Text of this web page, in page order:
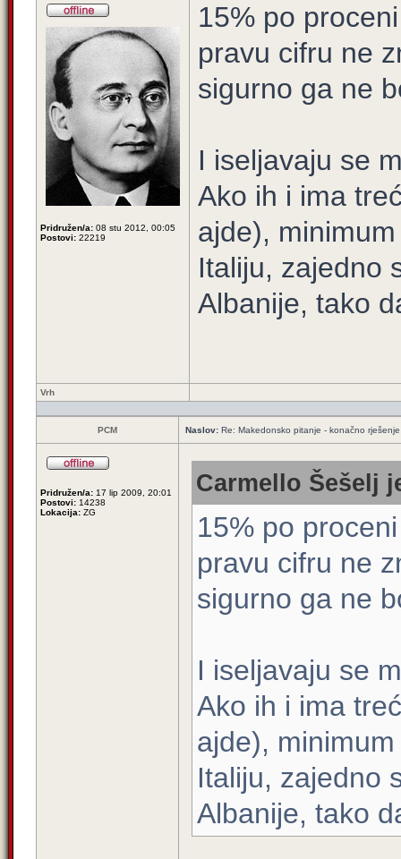
Pridružen/a: 08 stu 2012, 00:05
Postovi: 22219
15% po
pravu cifru ne
sigurno ga ne
I iseljavaju se
Ako ih i ima
ajde),
Italiju, zajedno
Albanije, tako
Vrh
PCM Naslov: Re: Makedonsko pitanje - konačno rješenje
Pridružen/a: 17 lip 2009, 20:01
Postovi: 14238
Lokacija: ZG
Carmello Šešelj
15% po
pravu cifru ne
sigurno ga ne
I iseljavaju se
Ako ih i ima
ajde),
Italiju, zajedno
Albanije, tako